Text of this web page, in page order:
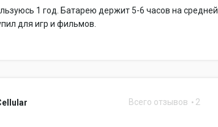
1 год. Батарею держит 5-6 часов на средней
для игр и фильмов.
Всего отзывов 2